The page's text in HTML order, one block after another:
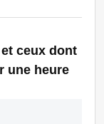
et ceux dont
une heure